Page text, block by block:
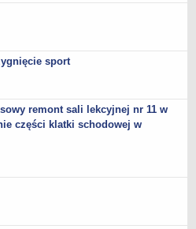
sport
remont sali lekcyjnej nr 11 w
części klatki schodowej w